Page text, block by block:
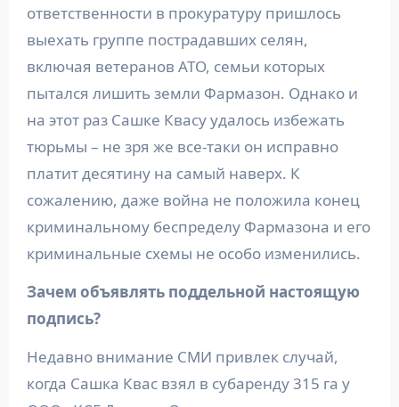
ответственности в прокуратуру пришлось
выехать группе пострадавших селян,
включая ветеранов АТО, семьи которых
пытался лишить земли Фармазон. Однако и
на этот раз Сашке Квасу удалось избежать
тюрьмы – не зря же все-таки он исправно
платит десятину на самый наверх. К
сожалению, даже война не положила конец
криминальному беспределу Фармазона и его
криминальные схемы не особо изменились.
Зачем объявлять поддельной настоящую
подпись?
Недавно внимание СМИ привлек случай,
когда Сашка Квас взял в субаренду 315 га у